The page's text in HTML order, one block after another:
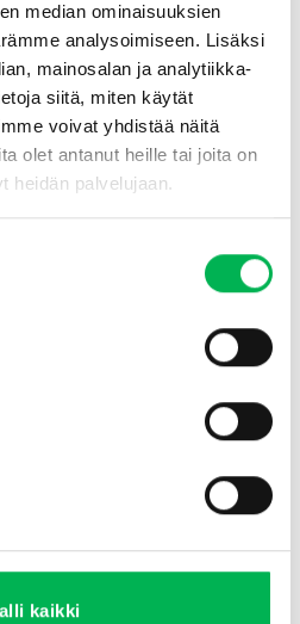
median ominaisuuksien
analysoimiseen. Lisäksi
mainosalan ja analytiikka-
siitä, miten käytät
voivat yhdistää näitä
olet antanut heille tai joita on
heidän palvelujaan.
kaikki
-20%
Hyönteisansa
Pestis Protect®
Alkuperäinen
39.90 Nykyinen
hinta
on: